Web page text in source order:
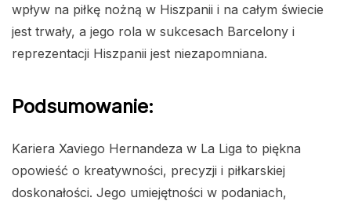
wpływ na piłkę nożną w Hiszpanii i na całym świecie
jest trwały, a jego rola w sukcesach Barcelony i
reprezentacji Hiszpanii jest niezapomniana.
Podsumowanie:
Kariera Xaviego Hernandeza w La Liga to piękna
opowieść o kreatywności, precyzji i piłkarskiej
doskonałości. Jego umiejętności w podaniach,